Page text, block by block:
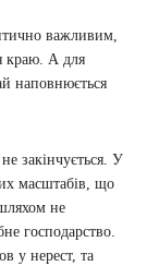
важливим,
краю. А для
наповнюється
закінчується. У
масштабів, що
не
господарство.
у нерест, та